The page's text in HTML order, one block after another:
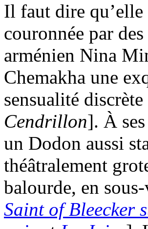
Il faut dire
couronnée par
arménien Nina
Chemakha une
sensualité
Cendrillon]. À
un Dodon aussi
théâtralement
balourde, en
Saint of Bleecker